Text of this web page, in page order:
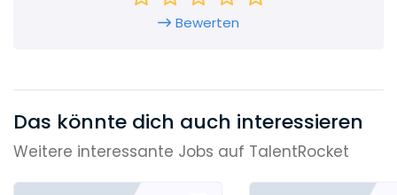
Bewerten
Das könnte dich auch interessieren
Weitere interessante Jobs auf TalentRocket